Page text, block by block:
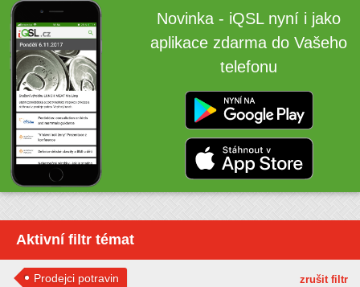
Novinka - iQSL nyní i jako
aplikace zdarma do Vašeho
telefonu
Aktivní filtr témat
zrušit filtr
Prodejci potravin